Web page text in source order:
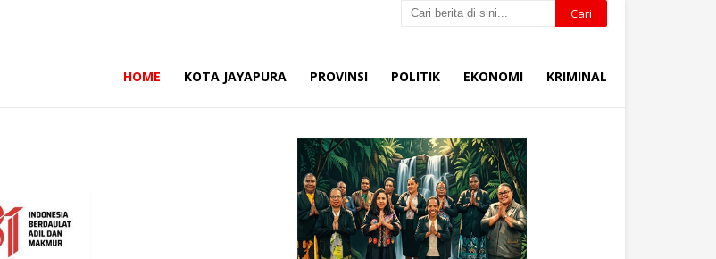
HOME KOTA JAYAPURA PROVINSI POLITIK EKONOMI KRIMINAL